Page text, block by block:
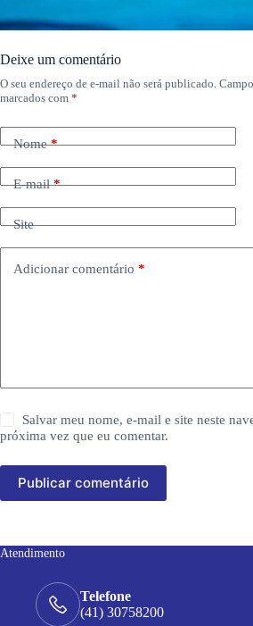
Deixe um comentário
O seu endereço de e-mail não será publicado.
marcados com *
Nome*
E-mail*
Site
Adicionar comentário *
Salvar meu nome, e-mail e site neste
próxima vez que eu comentar.
Publicar comentário
Atendimento
Telefone
(41) 30758200